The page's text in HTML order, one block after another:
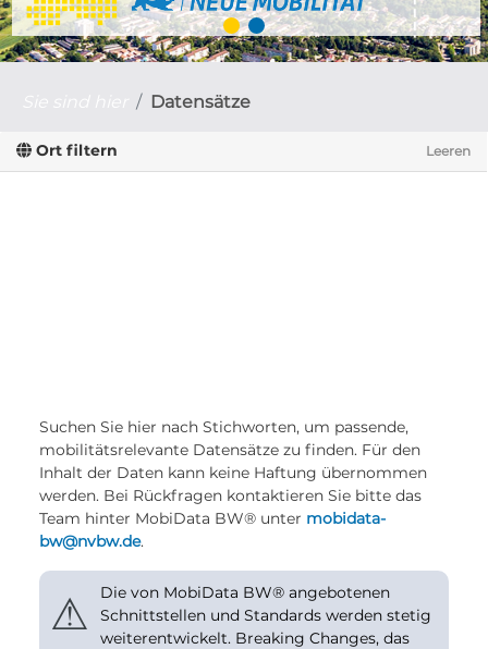
Datensätze
Ort filtern Leeren
Suchen Sie hier nach Stichworten, um passende,
mobilitätsrelevante Datensätze zu finden. Für den
Inhalt der Daten kann keine Haftung übernommen
werden. Bei Rückfragen kontaktieren Sie bitte das
Team hinter MobiData BW® unter mobidata-
bw@nvbw.de.
⚠
Die von MobiData BW® angebotenen
Schnittstellen und Standards werden stetig
weiterentwickelt. Breaking Changes, das